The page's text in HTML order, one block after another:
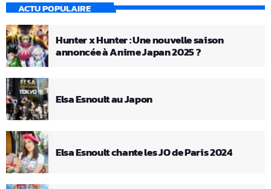
ACTU POPULAIRE
Hunter x Hunter : Une nouvelle saison
annoncée à Anime Japan 2025 ?
Elsa Esnoult au Japon
Elsa Esnoult chante les JO de Paris 2024